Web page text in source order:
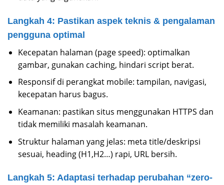
Langkah 4: Pastikan aspek teknis & pengalaman
pengguna optimal
Kecepatan halaman (page speed): optimalkan
gambar, gunakan caching, hindari script berat.
Responsif di perangkat mobile: tampilan, navigasi,
kecepatan harus bagus.
Keamanan: pastikan situs menggunakan HTTPS dan
tidak memiliki masalah keamanan.
Struktur halaman yang jelas: meta title/deskripsi
sesuai, heading (H1,H2…) rapi, URL bersih.
Langkah 5: Adaptasi terhadap perubahan “zero-